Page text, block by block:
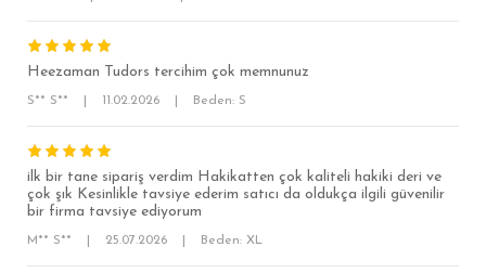
Heezaman Tudors tercihim çok memnunuz
S** S** 11.02.2026 Beden: S
ilk bir tane sipariş verdim Hakikatten çok kaliteli hakiki deri ve
çok şık Kesinlikle tavsiye ederim satıcı da oldukça ilgili güvenilir
bir firma tavsiye ediyorum
M** S** 25.07.2026 Beden: XL